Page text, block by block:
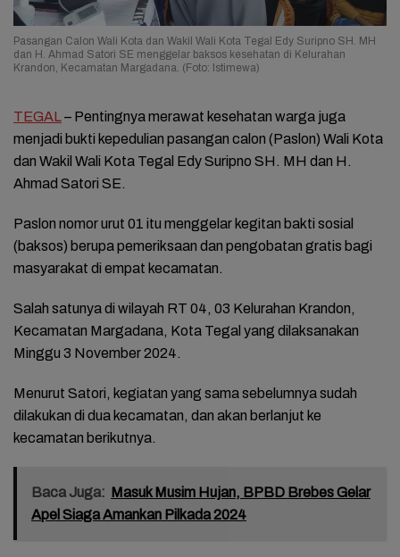
Pasangan Calon Wali Kota dan Wakil Wali Kota Tegal Edy Suripno SH. MH
dan H. Ahmad Satori SE menggelar baksos kesehatan di Kelurahan
Krandon, Kecamatan Margadana. (Foto: Istimewa)
TEGAL– Pentingnya merawat kesehatan warga juga
menjadi bukti kepedulian pasangan calon (Paslon) Wali Kota
dan Wakil Wali Kota Tegal Edy Suripno SH. MH dan H.
Ahmad Satori SE.
Paslon nomor urut 01 itu menggelar kegitan bakti sosial
(baksos) berupa pemeriksaan dan pengobatan gratis bagi
masyarakat di empat kecamatan.
Salah satunya di wilayah RT 04, 03 Kelurahan Krandon,
Kecamatan Margadana, Kota Tegal yang dilaksanakan
Minggu 3 November 2024.
Menurut Satori, kegiatan yang sama sebelumnya sudah
dilakukan di dua kecamatan, dan akan berlanjut ke
kecamatan berikutnya.
Baca Juga: Masuk Musim Hujan, BPBD Brebes Gelar
Apel Siaga Amankan Pilkada 2024